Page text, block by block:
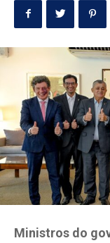
Ministros do